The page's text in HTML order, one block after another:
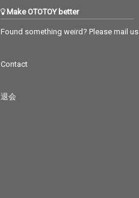
Make OTOTOY better
Found something weird? Please mail us
Contact
退会